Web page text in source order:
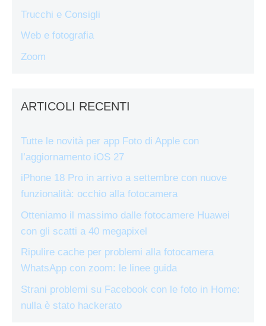
Trucchi e Consigli
Web e fotografia
Zoom
ARTICOLI RECENTI
Tutte le novità per app Foto di Apple con
l’aggiornamento iOS 27
iPhone 18 Pro in arrivo a settembre con nuove
funzionalità: occhio alla fotocamera
Otteniamo il massimo dalle fotocamere Huawei
con gli scatti a 40 megapixel
Ripulire cache per problemi alla fotocamera
WhatsApp con zoom: le linee guida
Strani problemi su Facebook con le foto in Home:
nulla è stato hackerato